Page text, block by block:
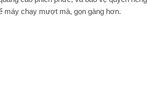
máy chạy mượt mà, gọn gàng hơn.